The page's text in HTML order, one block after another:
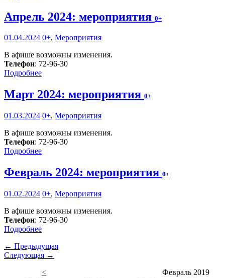
Апрель 2024: мероприятия 0+
01.04.2024 0+, Мероприятия
В афише возможны изменения.
Телефон: 72-96-30
Подробнее
Март 2024: мероприятия 0+
01.03.2024 0+, Мероприятия
В афише возможны изменения.
Телефон: 72-96-30
Подробнее
Февраль 2024: мероприятия 0+
01.02.2024 0+, Мероприятия
В афише возможны изменения.
Телефон: 72-96-30
Подробнее
← Предыдущая
Следующая →
<
Февраль 2019